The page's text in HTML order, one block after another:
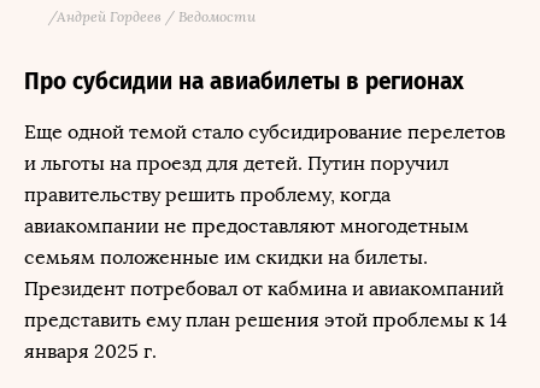
/Андрей Гордеев / Ведомости
Про субсидии на авиабилеты в регионах
Еще одной темой стало субсидирование перелетов
и льготы на проезд для детей. Путин поручил
правительству решить проблему, когда
авиакомпании не предоставляют многодетным
семьям положенные им скидки на билеты.
Президент потребовал от кабмина и авиакомпаний
представить ему план решения этой проблемы к 14
января 2025 г.